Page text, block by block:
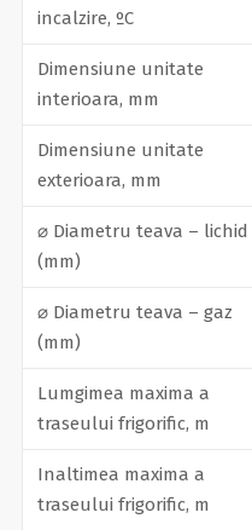
incalzire, ºC
Dimensiune unitate
interioara, mm
Dimensiune unitate
exterioara, mm
⌀ Diametru teava – lichid
(mm)
⌀ Diametru teava – gaz
(mm)
Lumgimea maxima a
traseului frigorific, m
Inaltimea maxima a
traseului frigorific, m